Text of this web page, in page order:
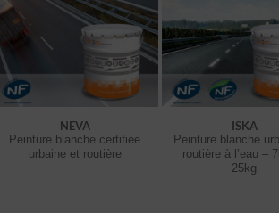
NEVA
Peinture blanche certifiée
urbaine et routière
ISKA
Peinture blanche
routière à l’eau –
25kg